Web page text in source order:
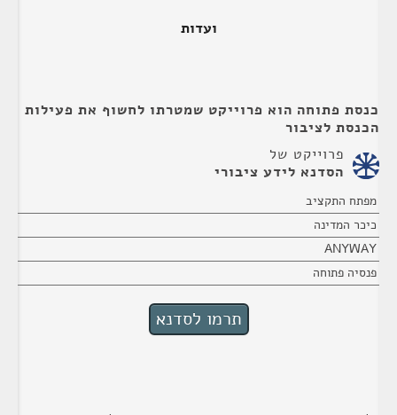
ועדות
כנסת פתוחה הוא פרוייקט שמטרתו לחשוף את פעילות
הכנסת לציבור
פרוייקט של
הסדנא לידע ציבורי
מפתח התקציב
כיכר המדינה
ANYWAY
פנסיה פתוחה